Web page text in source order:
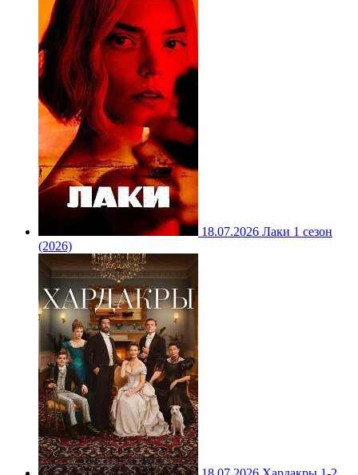
18.07.2026 Лаки 1 сезон
(2026)